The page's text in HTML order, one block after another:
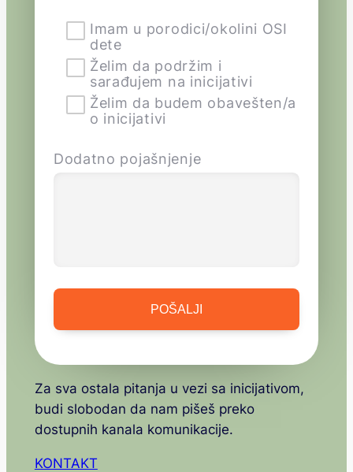
Imam u porodici/okolini OSI
dete
Želim da podržim i
sarađujem na inicijativi
Želim da budem obavešten/a
o inicijativi
Dodatno pojašnjenje
Za sva ostala pitanja u vezi sa inicijativom,
budi slobodan da nam pišeš preko
dostupnih kanala komunikacije.
KONTAKT